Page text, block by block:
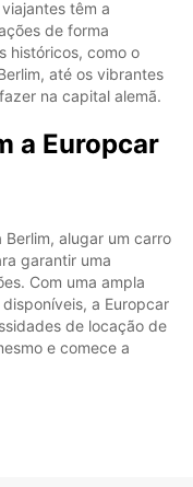
têm a
de forma
históricos, como o
até os vibrantes
na capital alemã.
a Europcar
alugar um carro
garantir uma
Com uma ampla
a Europcar
de locação de
e comece a